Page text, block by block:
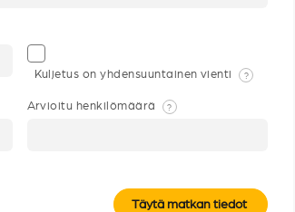
Kuljetus on yhdensuuntainen vienti ?
Arvioitu henkilömäärä ?
Täytä matkan tiedot